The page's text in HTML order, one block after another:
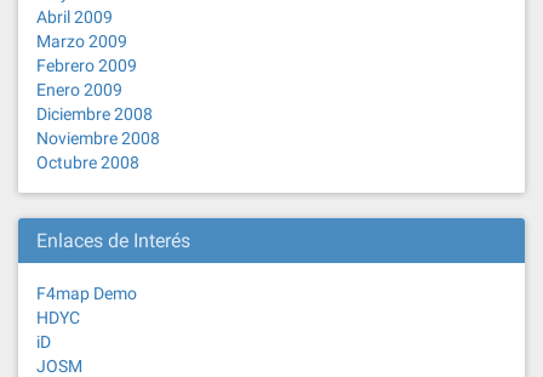
Abril 2009
Marzo 2009
Febrero 2009
Enero 2009
Diciembre 2008
Noviembre 2008
Octubre 2008
Enlaces de Interés
F4map Demo
HDYC
iD
JOSM